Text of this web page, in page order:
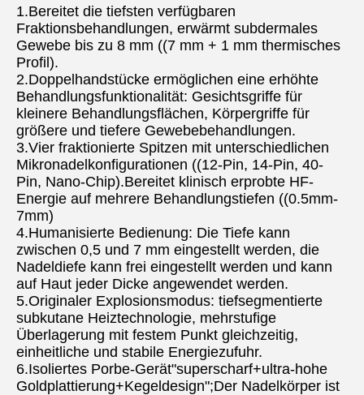
1.Bereitet die tiefsten verfügbaren
Fraktionsbehandlungen, erwärmt subdermales
Gewebe bis zu 8 mm ((7 mm + 1 mm thermisches
Profil).
2.Doppelhandstücke ermöglichen eine erhöhte
Behandlungsfunktionalität: Gesichtsgriffe für
kleinere Behandlungsflächen, Körpergriffe für
größere und tiefere Gewebebehandlungen.
3.Vier fraktionierte Spitzen mit unterschiedlichen
Mikronadelkonfigurationen ((12-Pin, 14-Pin, 40-
Pin, Nano-Chip).Bereitet klinisch erprobte HF-
Energie auf mehrere Behandlungstiefen ((0.5mm-
7mm)
4.Humanisierte Bedienung: Die Tiefe kann
zwischen 0,5 und 7 mm eingestellt werden, die
Nadeldiefe kann frei eingestellt werden und kann
auf Haut jeder Dicke angewendet werden.
5.Originaler Explosionsmodus: tiefsegmentierte
subkutane Heiztechnologie, mehrstufige
Überlagerung mit festem Punkt gleichzeitig,
einheitliche und stabile Energiezufuhr.
6.Isoliertes Porbe-Gerät"superscharf+ultra-hohe
Goldplattierung+Kegeldesign";Der Nadelkörper ist